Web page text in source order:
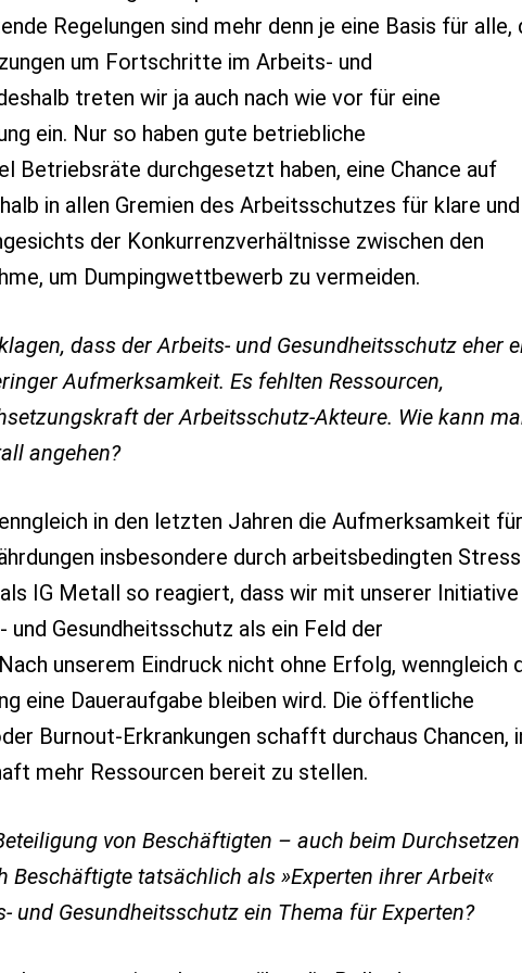
Regelungen sind mehr denn je eine Basis für alle,
um Fortschritte im Arbeits- und
treten wir ja auch nach wie vor für eine
ein. Nur so haben gute betriebliche
Betriebsräte durchgesetzt haben, eine Chance auf
in allen Gremien des Arbeitsschutzes für klare und
der Konkurrenzverhältnisse zwischen den
um Dumpingwettbewerb zu vermeiden.
dass der Arbeits- und Gesundheitsschutz eher
Aufmerksamkeit. Es fehlten Ressourcen,
der Arbeitsschutz-Akteure. Wie kann
angehen?
in den letzten Jahren die Aufmerksamkeit für
insbesondere durch arbeitsbedingten Stress
IG Metall so reagiert, dass wir mit unserer Initiative
Gesundheitsschutz als ein Feld der
unserem Eindruck nicht ohne Erfolg, wenngleich
eine Daueraufgabe bleiben wird. Die öffentliche
Burnout-Erkrankungen schafft durchaus Chancen,
mehr Ressourcen bereit zu stellen.
von Beschäftigten – auch beim Durchsetzen
Beschäftigte tatsächlich als »Experten ihrer Arbeit«
und Gesundheitsschutz ein Thema für Experten?